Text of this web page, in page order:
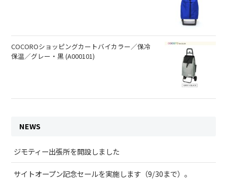
COCOROショッピングカートバイカラー／保冷
保温／グレー・黒 (A000101)
NEWS
ジモティー出張所を開設しました
サイトオープン記念セールを実施します（9/30まで）。